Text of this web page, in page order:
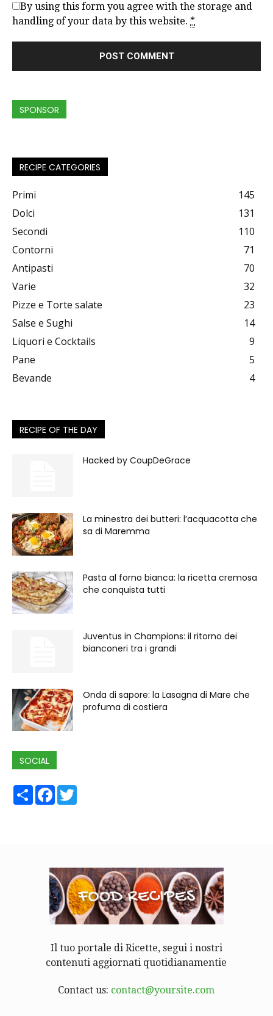
By using this form you agree with the storage and
handling of your data by this website. *
SPONSOR
RECIPE CATEGORIES
Primi
145
Dolci
131
Secondi
110
Contorni
71
Antipasti
70
Varie
32
Pizze e Torte salate
23
Salse e Sughi
14
Liquori e Cocktails
9
Pane
5
Bevande
4
RECIPE OF THE DAY
Hacked by CoupDeGrace
La minestra dei butteri: l’acquacotta che
sa di Maremma
Pasta al forno bianca: la ricetta cremosa
che conquista tutti
Juventus in Champions: il ritorno dei
bianconeri tra i grandi
Onda di sapore: la Lasagna di Mare che
profuma di costiera
SOCIAL
ShareFacebook
Il tuo portale di Ricette, segui i nostri
contenuti aggiornati quotidianamentie
Contact us: contact@yoursite.com